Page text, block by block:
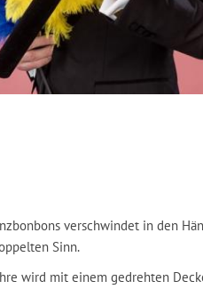
verschwindet in den
Sinn.
wird mit einem gedrehten